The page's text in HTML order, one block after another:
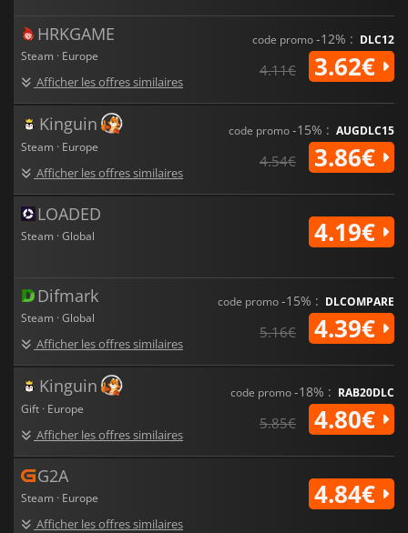
L'application compagnon gratuite pour Android, qui vous
permet de transférer sans fil vos fonds d'écran de votre PC à
votre appareil mobile, constitue un atout majeur. Elle prend
tout en charge, des scènes animées aux vidéos et aux GIF,
vous permettant ainsi d'emporter vos fonds d'écran
dynamiques avec vous en déplacement.
HRKGAME
Steam · Europe
Afficher les offres similaires
code promo-12% : DLC12
4.11€ 3.62€
Kinguin
Steam · Europe
Afficher les offres similaires
code promo-15% : AUGDLC15
4.54€ 3.86€
LOADED
Steam · Global 4.19€
Difmark
Steam · Global
Afficher les offres similaires
code promo-15% : DLCOMPARE
5.16€ 4.39€
Kinguin
Gift · Europe
Afficher les offres similaires
code promo-18% : RAB20DLC
5.85€ 4.80€
G2A
Steam · Europe
Afficher les offres similaires
4.84€